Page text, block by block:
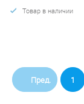
Товар в наличии
Пред. 1